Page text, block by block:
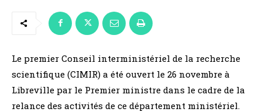
Le premier Conseil interministériel de la recherche
scientifique (CIMIR) a été ouvert le 26 novembre à
Libreville par le Premier ministre dans le cadre de la
relance des activités de ce département ministériel.